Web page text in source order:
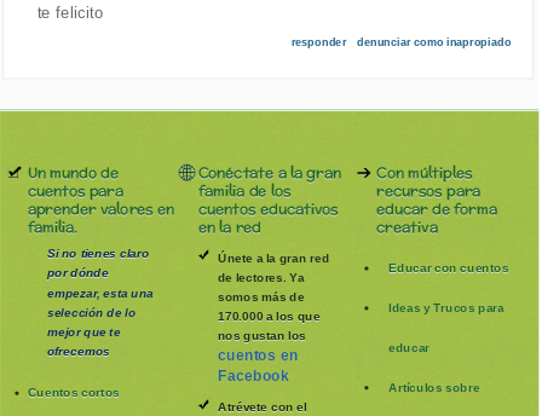
te felicito
responder denunciar como inapropiado
Un mundo de
cuentos para
aprender valores en
familia.
Si no tienes claro
por dónde
empezar, esta una
selección de lo
mejor que te
ofrecemos
Cuentos cortos
Conéctate a la gran
familia de los
cuentos educativos
en la red
Únete a la gran red
de lectores. Ya
somos más de
170.000 a los que
nos gustan los
cuentos en
Facebook
Atrévete con el
Con múltiples
recursos para
educar de forma
creativa
Educar con cuentos
Ideas y Trucos para
educar
Artículos sobre